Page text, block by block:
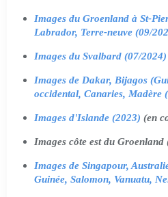
Images du Groenland à St-
Labrador, Terre-neuve (09/
Images du Svalbard (07/2024)
Images de Dakar, Bijagos
occidental, Canaries, Madère
Images d'Islande (2023) (en
Images côte est du
Images de Singapour,
Guinée, Salomon, Vanuatu,